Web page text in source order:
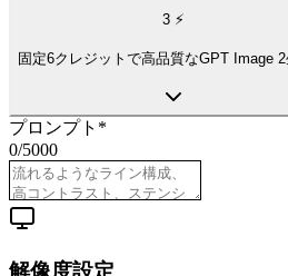
3 ⚡
固定6クレジットで高品質なGPT Image 2
プロンプト *
0/5000
解像度設定